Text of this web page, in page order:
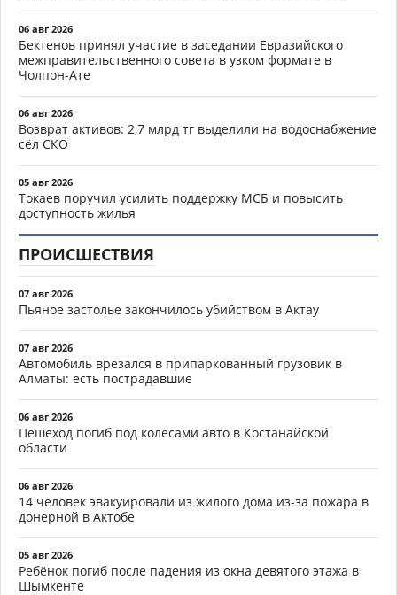
06 авг 2026
Бектенов принял участие в заседании Евразийского
межправительственного совета в узком формате в
Чолпон-Ате
06 авг 2026
Возврат активов: 2,7 млрд тг выделили на водоснабжение
сёл СКО
05 авг 2026
Токаев поручил усилить поддержку МСБ и повысить
доступность жилья
ПРОИСШЕСТВИЯ
07 авг 2026
Пьяное застолье закончилось убийством в Актау
07 авг 2026
Автомобиль врезался в припаркованный грузовик в
Алматы: есть пострадавшие
06 авг 2026
Пешеход погиб под колёсами авто в Костанайской
области
06 авг 2026
14 человек эвакуировали из жилого дома из-за пожара в
донерной в Актобе
05 авг 2026
Ребёнок погиб после падения из окна девятого этажа в
Шымкенте